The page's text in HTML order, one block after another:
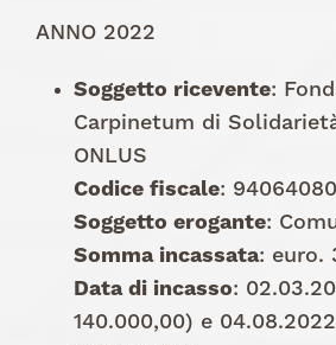
ANNO 2022
Soggetto ricevente:
Carpinetum di
ONLUS
Codice fiscale:
Soggetto erogante:
Somma incassata: euro.
Data di incasso:
140.000,00) e